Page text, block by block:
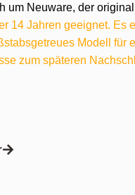
um Neuware, der
14 Jahren geeignet.
Modell
zum späteren